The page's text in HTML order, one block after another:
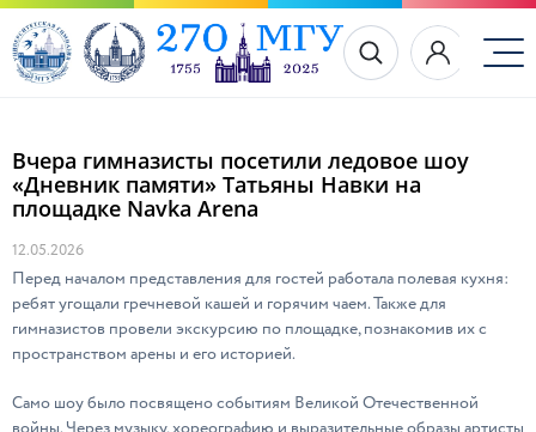
Вчера гимназисты посетили ледовое шоу
«Дневник памяти» Татьяны Навки на
площадке Navka Arena
12.05.2026
Перед началом представления для гостей работала полевая кухня:
ребят угощали гречневой кашей и горячим чаем. Также для
гимназистов провели экскурсию по площадке, познакомив их с
пространством арены и его историей.
Само шоу было посвящено событиям Великой Отечественной